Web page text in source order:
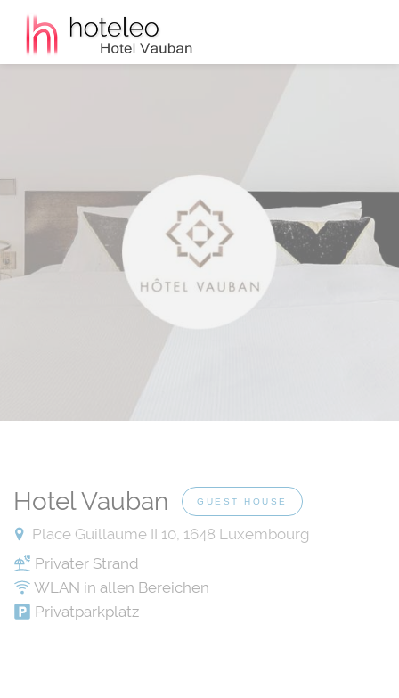
Hotel Vauban GUEST HOUSE
Place Guillaume II 10, 1648 Luxembourg
Privater Strand
WLAN in allen Bereichen
Privatparkplatz